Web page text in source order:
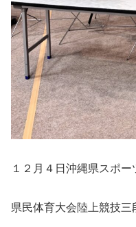
１２月４日沖縄県スポ
県民体育大会陸上競技三